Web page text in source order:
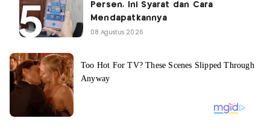
Persen, Ini Syarat dan Cara
Mendapatkannya
08 Agustus 2026